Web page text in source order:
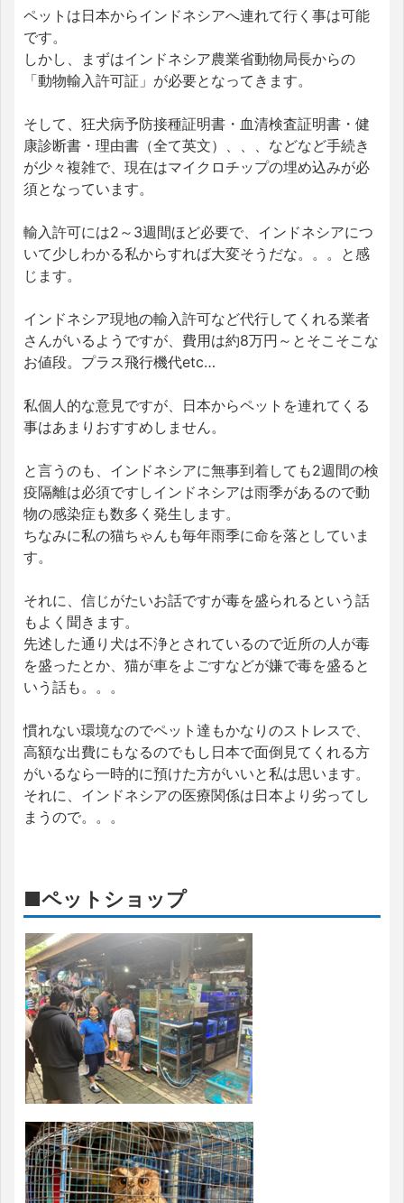
ペットは日本からインドネシアへ連れて行く事は可能
です。
しかし、まずはインドネシア農業省動物局長からの
「動物輸入許可証」が必要となってきます。
そして、狂犬病予防接種証明書・血清検査証明書・健
康診断書・理由書（全て英文）、、、などなど手続き
が少々複雑で、現在はマイクロチップの埋め込みが必
須となっています。
輸入許可には2～3週間ほど必要で、インドネシアにつ
いて少しわかる私からすれば大変そうだな。。。と感
じます。
インドネシア現地の輸入許可など代行してくれる業者
さんがいるようですが、費用は約8万円～とそこそこな
お値段。プラス飛行機代etc…
私個人的な意見ですが、日本からペットを連れてくる
事はあまりおすすめしません。
と言うのも、インドネシアに無事到着しても2週間の検
疫隔離は必須ですしインドネシアは雨季があるので動
物の感染症も数多く発生します。
ちなみに私の猫ちゃんも毎年雨季に命を落としていま
す。
それに、信じがたいお話ですが毒を盛られるという話
もよく聞きます。
先述した通り犬は不浄とされているので近所の人が毒
を盛ったとか、猫が車をよごすなどが嫌で毒を盛ると
いう話も。。。
慣れない環境なのでペット達もかなりのストレスで、
高額な出費にもなるのでもし日本で面倒見てくれる方
がいるなら一時的に預けた方がいいと私は思います。
それに、インドネシアの医療関係は日本より劣ってし
まうので。。。
■ペットショップ